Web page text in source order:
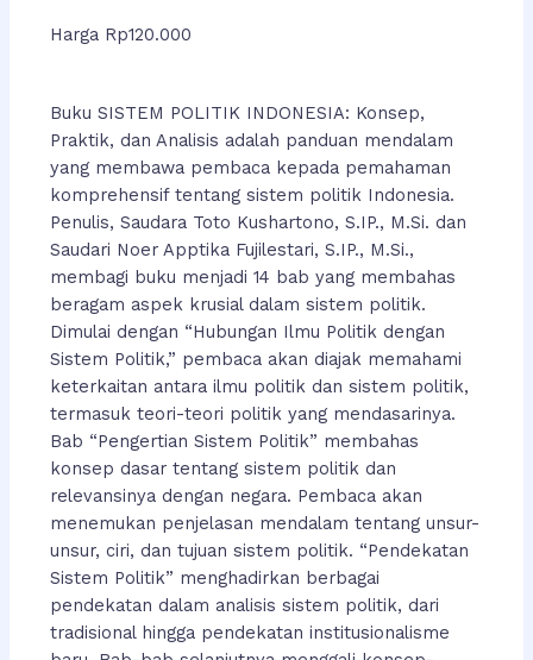
Harga Rp120.000
Buku SISTEM POLITIK INDONESIA: Konsep,
Praktik, dan Analisis adalah panduan mendalam
yang membawa pembaca kepada pemahaman
komprehensif tentang sistem politik Indonesia.
Penulis, Saudara Toto Kushartono, S.IP., M.Si. dan
Saudari Noer Apptika Fujilestari, S.IP., M.Si.,
membagi buku menjadi 14 bab yang membahas
beragam aspek krusial dalam sistem politik.
Dimulai dengan “Hubungan Ilmu Politik dengan
Sistem Politik,” pembaca akan diajak memahami
keterkaitan antara ilmu politik dan sistem politik,
termasuk teori-teori politik yang mendasarinya.
Bab “Pengertian Sistem Politik” membahas
konsep dasar tentang sistem politik dan
relevansinya dengan negara. Pembaca akan
menemukan penjelasan mendalam tentang unsur-
unsur, ciri, dan tujuan sistem politik. “Pendekatan
Sistem Politik” menghadirkan berbagai
pendekatan dalam analisis sistem politik, dari
tradisional hingga pendekatan institusionalisme